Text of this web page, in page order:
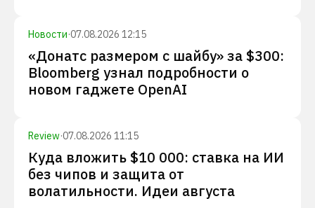
Новости·07.08.2026 12:15
«Донатс размером с шайбу» за $300:
Bloomberg узнал подробности о
новом гаджете OpenAI
Review·07.08.2026 11:15
Куда вложить $10 000: ставка на ИИ
без чипов и защита от
волатильности. Идеи августа